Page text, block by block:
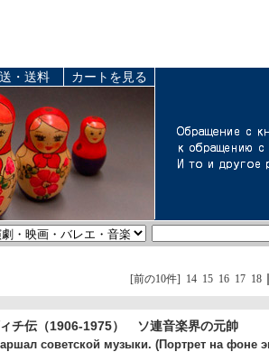
・送料 カートを見る
[前の10件] 14 15 16 17 18
ィチ伝（1906-1975） ソ連音楽界の元帥
советской музыки. (Портрет на фоне